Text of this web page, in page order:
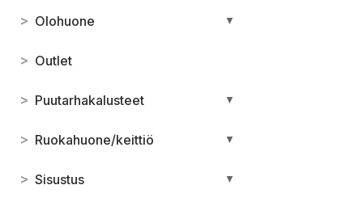
> Olohuone ▼
> Outlet
> Puutarhakalusteet ▼
> Ruokahuone/keittiö ▼
> Sisustus ▼